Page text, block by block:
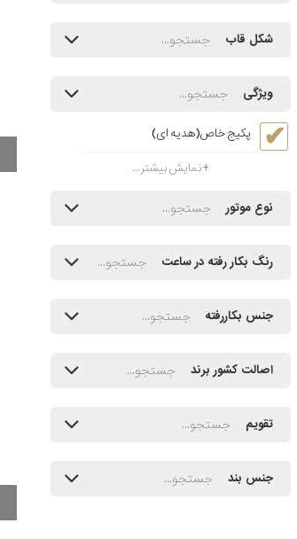
شکل قاب
ویژگی
پکیج خاص(هدیه ای)
نمایش بیشتر...
نوع موتور
رنگ بکار رفته در ساعت
جنس بکاررفته
اصالت کشور برند
تقویم
جنس بند